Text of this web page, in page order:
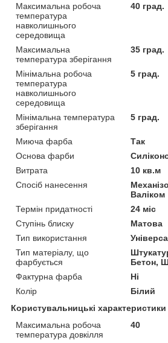
Максимальна робоча
температура
навколишнього
середовища
40 град.
Максимальна
температура зберігання
35 град.
Мінімальна робоча
температура
навколишнього
середовища
5 град.
Мінімальна температура
зберігання
5 град.
Миюча фарба
Так
Основа фарби
Витрата
10 кв.м
Спосіб нанесення
Валіком
Термін придатності
24 міс
Ступінь блиску
Матова
Тип використання
Тип матеріалу, що
фарбується
Бетон,
Фактурна фарба
Ні
Колір
Білий
Користувальницькі характеристики
Максимальна робоча
температура довкілля
40